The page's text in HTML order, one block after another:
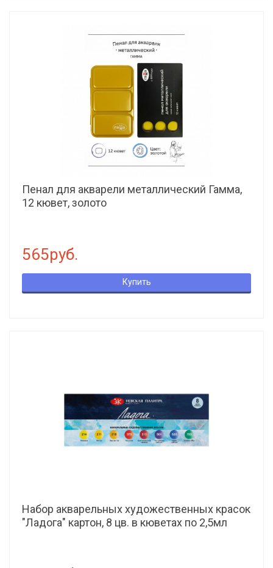
Пенал для акварели металлический Гамма,
12 кювет, золото
565руб.
Купить
Набор акварельных художественных красок
"Ладога" картон, 8 цв. в кюветах по 2,5мл